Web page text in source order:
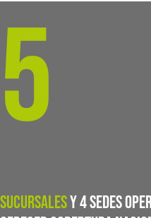
5
sucursalesy 4 sedes